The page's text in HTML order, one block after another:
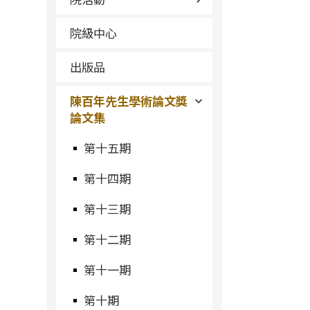
院級中心
出版品
陳百年先生學術論文獎
論文集
第十五期
第十四期
第十三期
第十二期
第十一期
第十期